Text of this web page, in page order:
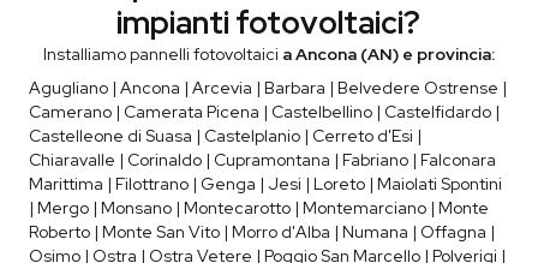
impianti fotovoltaici?
Installiamo pannelli fotovoltaici a Ancona (AN) e provincia:
Agugliano | Ancona | Arcevia | Barbara | Belvedere Ostrense |
Camerano | Camerata Picena | Castelbellino | Castelfidardo |
Castelleone di Suasa | Castelplanio | Cerreto d'Esi |
Chiaravalle | Corinaldo | Cupramontana | Fabriano | Falconara
Marittima | Filottrano | Genga | Jesi | Loreto | Maiolati Spontini
| Mergo | Monsano | Montecarotto | Montemarciano | Monte
Roberto | Monte San Vito | Morro d'Alba | Numana | Offagna |
Osimo | Ostra | Ostra Vetere | Poggio San Marcello | Polverigi |